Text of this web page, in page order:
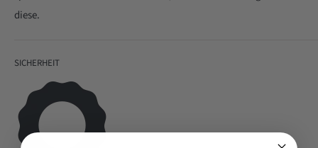
zu erzielen.
diese.
SICHERHEIT